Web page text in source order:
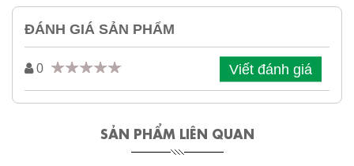
ĐÁNH GIÁ SẢN PHẨM
0 Viết đánh giá
SẢN PHẨM LIÊN QUAN